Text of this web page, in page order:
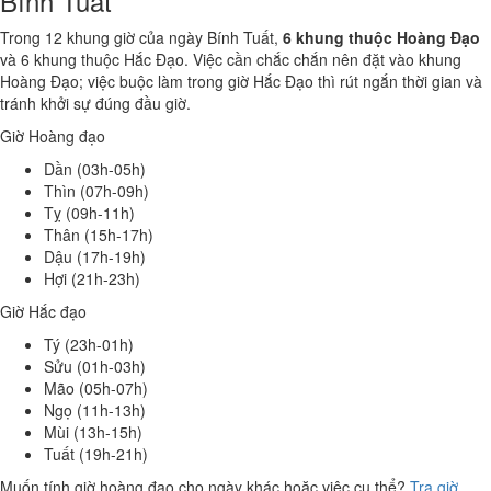
Trong 12 khung giờ của ngày Bính Tuất, 6 khung thuộc Hoàng Đạo
và 6 khung thuộc Hắc Đạo. Việc cần chắc chắn nên đặt vào khung
Hoàng Đạo; việc buộc làm trong giờ Hắc Đạo thì rút ngắn thời gian và
tránh khởi sự đúng đầu giờ.
Giờ Hoàng đạo
Dần (03h-05h)
Thìn (07h-09h)
Tỵ (09h-11h)
Thân (15h-17h)
Dậu (17h-19h)
Hợi (21h-23h)
Giờ Hắc đạo
Tý (23h-01h)
Sửu (01h-03h)
Mão (05h-07h)
Ngọ (11h-13h)
Mùi (13h-15h)
Tuất (19h-21h)
Muốn tính giờ hoàng đạo cho ngày khác hoặc việc cụ thể? Tra giờ